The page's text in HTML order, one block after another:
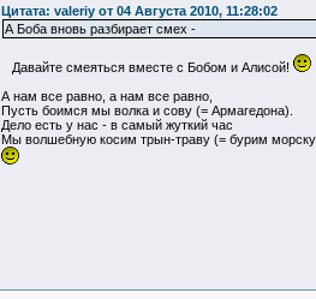
Цитата: valeriy от 04 Августа 2010, 11:28:02
А Боба вновь разбирает смех -
Давайте смеяться вместе с Бобом и Алисой!
А нам все равно, а нам все равно,
Пусть боимся мы волка и сову (= Армагедона).
Дело есть у нас - в самый жуткий час
Мы волшебную косим трын-траву (= бурим